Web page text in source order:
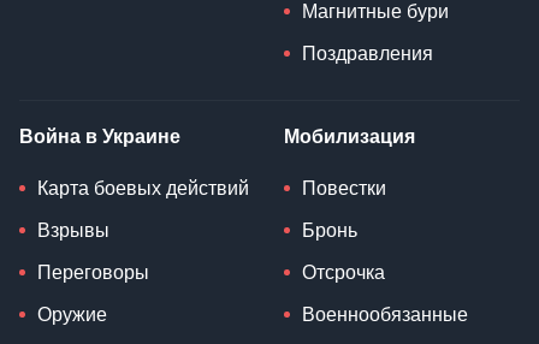
Магнитные бури
Поздравления
Война в Украине
Карта боевых действий
Взрывы
Переговоры
Оружие
Мобилизация
Повестки
Бронь
Отсрочка
Военнообязанные